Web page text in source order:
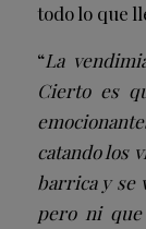
todo lo que
“La
Cierto es
catando los
barrica y se
pero ni